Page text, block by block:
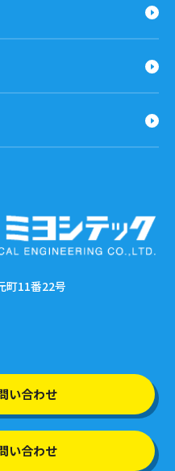
町11番22号
い合わせ
い合わせ